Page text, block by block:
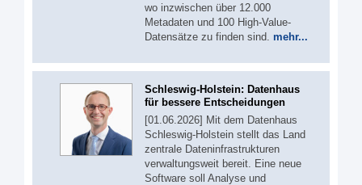
wo inzwischen über 12.000
Metadaten und 100 High-Value-
Datensätze zu finden sind. mehr...
Schleswig-Holstein: Datenhaus
für bessere Entscheidungen
[01.06.2026] Mit dem Datenhaus
Schleswig-Holstein stellt das Land
zentrale Dateninfrastrukturen
verwaltungsweit bereit. Eine neue
Software soll Analyse und